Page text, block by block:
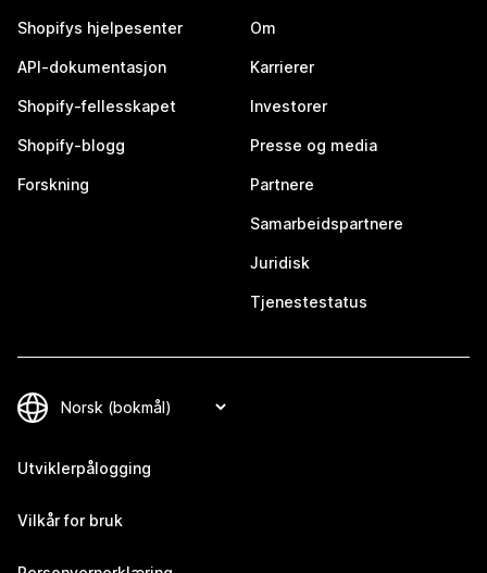
Shopifys hjelpesenter
API-dokumentasjon
Shopify-fellesskapet
Shopify-blogg
Forskning
Om
Karrierer
Investorer
Presse og media
Partnere
Samarbeidspartnere
Juridisk
Tjenestestatus
Utviklerpålogging
Vilkår for bruk